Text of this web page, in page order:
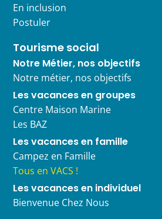
En inclusion
Postuler
Tourisme social
Notre Métier, nos objectifs
Notre métier, nos objectifs
Les vacances en groupes
Centre Maison Marine
Les BAZ
Les vacances en famille
Campez en Famille
Tous en VACS !
Les vacances en individuel
Bienvenue Chez Nous